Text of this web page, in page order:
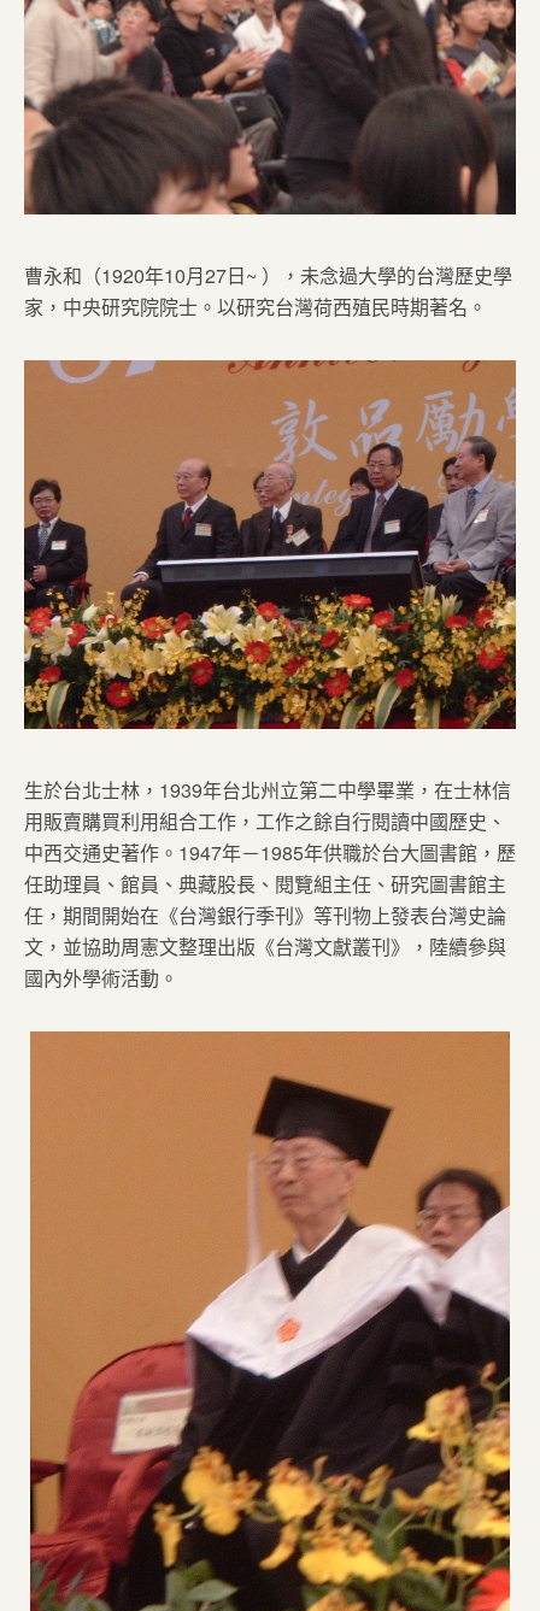
曹永和（1920年10月27日~ ），未念過大學的台灣歷史學
家，中央研究院院士。以研究台灣荷西殖民時期著名。
生於台北士林，1939年台北州立第二中學畢業，在士林信
用販賣購買利用組合工作，工作之餘自行閱讀中國歷史、
中西交通史著作。1947年－1985年供職於台大圖書館，歷
任助理員、館員、典藏股長、閱覽組主任、研究圖書館主
任，期間開始在《台灣銀行季刊》等刊物上發表台灣史論
文，並協助周憲文整理出版《台灣文獻叢刊》，陸續參與
國內外學術活動。